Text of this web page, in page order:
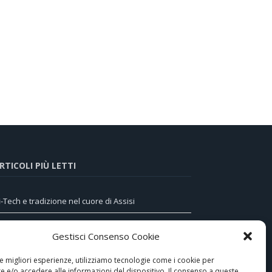
Gestisci Consenso Cookie
migliori esperienze, utilizziamo tecnologie come i cookie per
PIÙ LETTI
Tech e tradizione nel cuore di Assisi
la sicurezza avanzata anche via MMS
di elettrodomestici intelligenti: la LIUC